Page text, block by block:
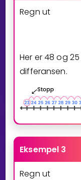
Regn ut
Her er48 og 25
differansen.
Eksempel 3
Regn ut